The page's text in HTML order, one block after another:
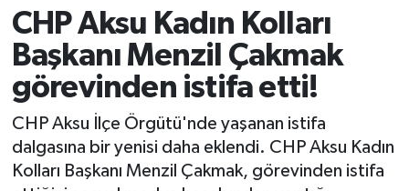
CHP Aksu Kadın Kolları
Başkanı Menzil Çakmak
görevinden istifa etti!
CHP Aksu İlçe Örgütü'nde yaşanan istifa
dalgasına bir yenisi daha eklendi. CHP Aksu Kadın
Kolları Başkanı Menzil Çakmak, görevinden istifa
Son Dakika Haberleri
Haber Arşivi